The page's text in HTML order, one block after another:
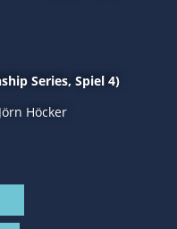
Series, Spiel 4)
Höcker